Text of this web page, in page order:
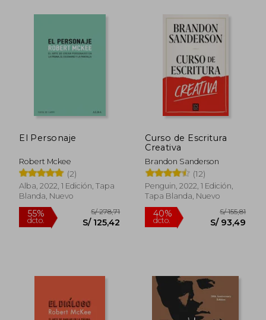
El Personaje
Robert Mckee
(2)
Alba, 2022, 1 Edición, Tapa
Blanda, Nuevo
Curso de Escritura
Creativa
Brandon Sanderson
(12)
Penguin, 2022, 1 Edición,
Tapa Blanda, Nuevo
40%
dcto.